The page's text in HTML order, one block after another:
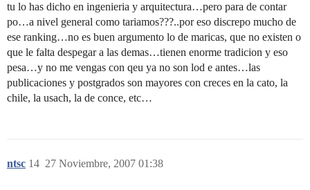
tu lo has dicho en ingenieria y arquitectura…pero para de contar
po…a nivel general como tariamos???..por eso discrepo mucho de
ese ranking…no es buen argumento lo de maricas, que no existen o
que le falta despegar a las demas…tienen enorme tradicion y eso
pesa…y no me vengas con qeu ya no son lod e antes…las
publicaciones y postgrados son mayores con creces en la cato, la
chile, la usach, la de conce, etc…
ntsc 27 Noviembre, 2007 01:38
14